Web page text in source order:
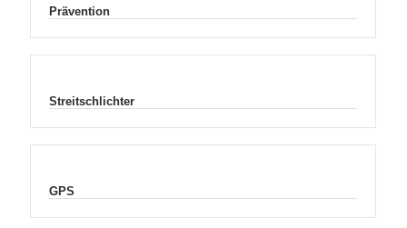
Prävention
Streitschlichter
GPS